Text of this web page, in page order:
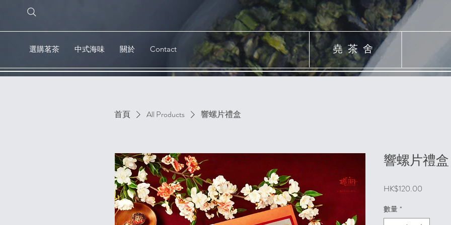
選購茗茶 中式海味 關於 Contact 堯茶舍
首頁 All Products 響螺片禮盒
響螺片禮盒
HK$120.00
數量 *